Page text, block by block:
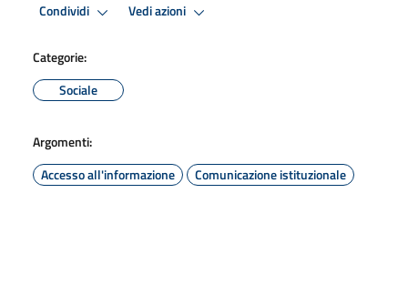
Condividi Vedi azioni
Categorie:
Sociale
Argomenti:
Accesso all'informazione
Comunicazione istituzionale